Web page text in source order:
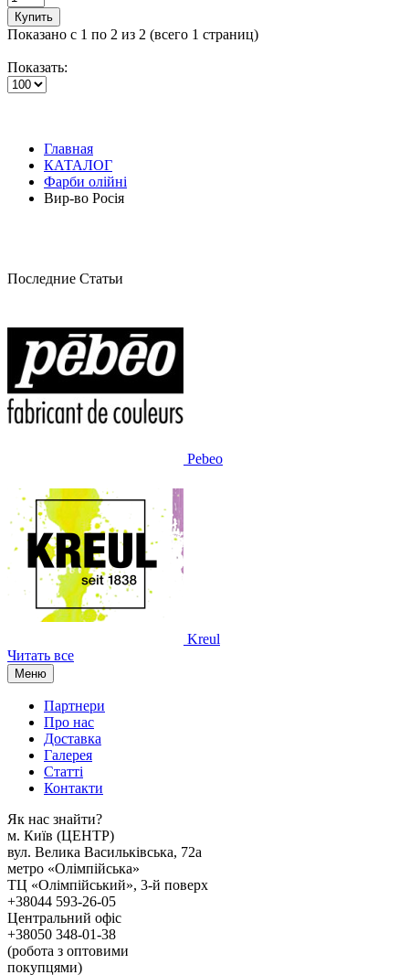
Купить
Показано с 1 по 2 из 2 (всего 1 страниц)
Показать:
Главная
КАТАЛОГ
Фарби олійні
Вир-во Росія
Последние Статьи
Pebeo
Kreul
Читать все
Меню
Партнери
Про нас
Доставка
Галерея
Статтi
Контакти
Як наc знайти?
м. Киïв (ЦЕНТР)
вул. Велика Васильківська, 72а
метро «Олімпійська»
ТЦ «Олімпійський», 3-й поверх
+38044 593-26-05
Центральний офіс
+38050 348-01-38
(робота з оптовими
покупцями)